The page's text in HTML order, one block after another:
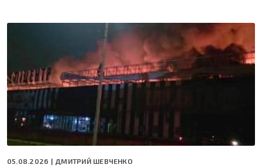
05.08.2026 | ДМИТРИЙ ШЕВЧЕНКО